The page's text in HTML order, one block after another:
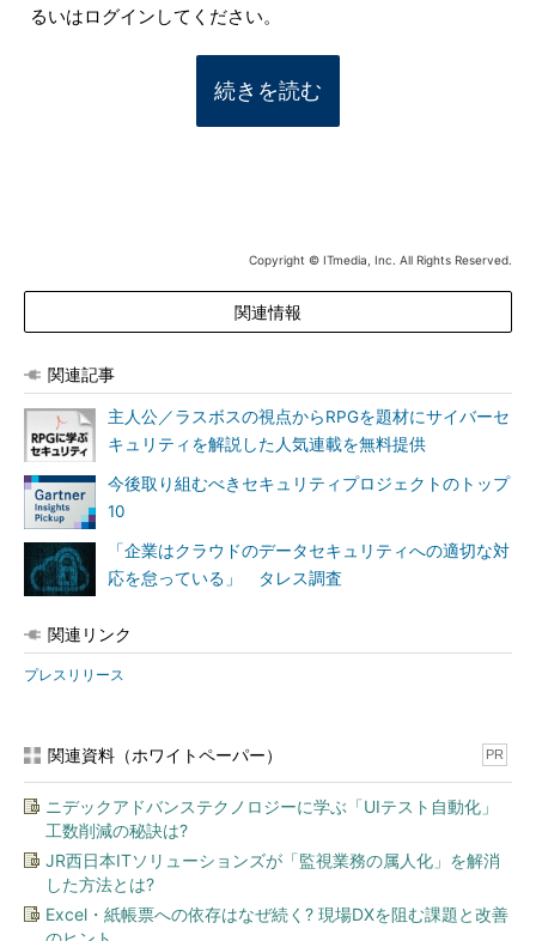
るいはログインしてください。
続きを読む
Copyright © ITmedia, Inc. All Rights Reserved.
関連情報
関連記事
主人公／ラスボスの視点からRPGを題材にサイバーセ
キュリティを解説した人気連載を無料提供
今後取り組むべきセキュリティプロジェクトのトップ
10
「企業はクラウドのデータセキュリティへの適切な対
応を怠っている」 タレス調査
関連リンク
プレスリリース
関連資料（ホワイトペーパー） PR
ニデックアドバンステクノロジーに学ぶ「UIテスト自動化」
工数削減の秘訣は?
JR西日本ITソリューションズが「監視業務の属人化」を解消
した方法とは?
Excel・紙帳票への依存はなぜ続く? 現場DXを阻む課題と改善